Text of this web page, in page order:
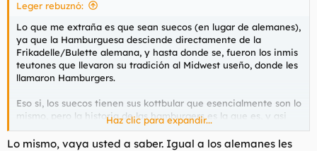
Leger rebuznó:
Lo que me extraña es que sean suecos (en lugar de alemanes),
ya que la Hamburguesa desciende directamente de la
Frikadelle/Bulette alemana, y hasta donde se, fueron los inmis
teutones que llevaron su tradición al Midwest useño, donde les
llamaron Hamburgers.
Eso si, los suecos tienen sus kottbular que esencialmente son lo
mismo, pero la historia de las hamburgers es la que es, y asi
me la contaron de chaval en el Midwest mismo.
Haz clic para expandir...
Lo mismo, vaya usted a saber. Igual a los alemanes les